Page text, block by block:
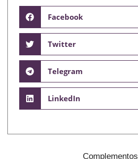
Facebook
Twitter
Telegram
LinkedIn
Complementos